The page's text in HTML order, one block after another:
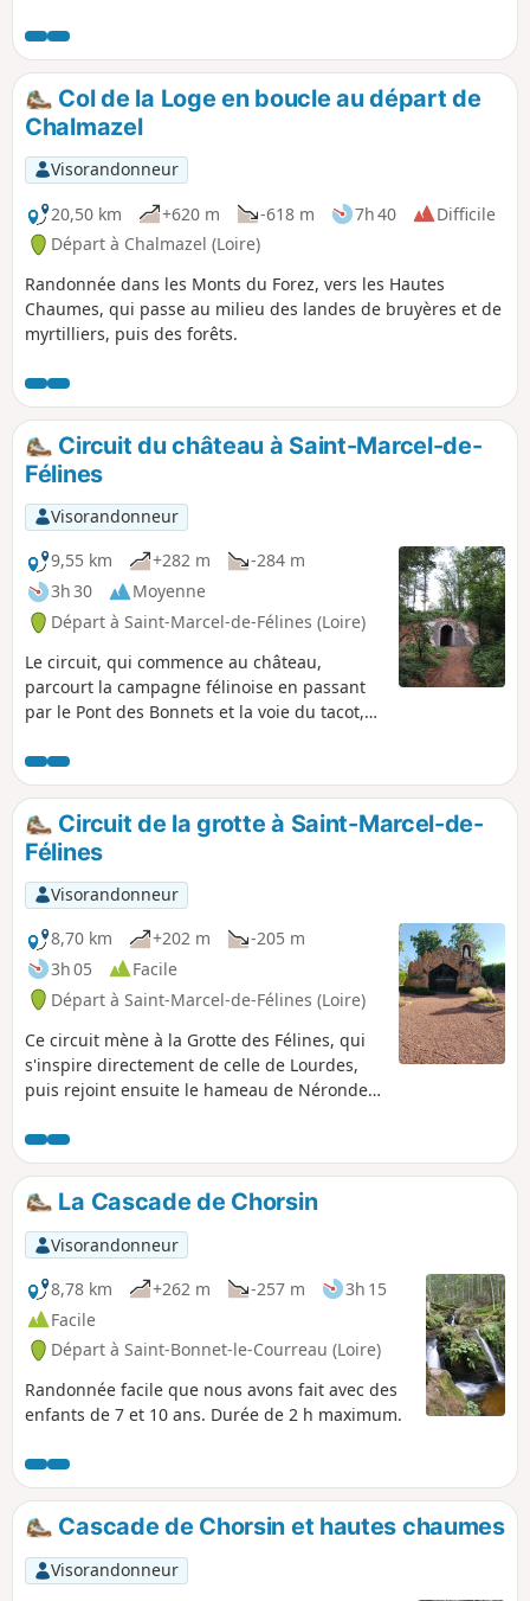
attirée par les nombreux champs de myrtilles.
Col de la Loge en boucle au départ de
Chalmazel
Visorandonneur
20,50 km
+620 m -618 m 7h 40
Difficile
Départ à Chalmazel (Loire)
Randonnée dans les Monts du Forez, vers les Hautes
Chaumes, qui passe au milieu des landes de bruyères et de
myrtilliers, puis des forêts.
Circuit du château à Saint-Marcel-de-
Félines
Visorandonneur
9,55 km
+282 m
-284 m
3h 30
Moyenne
Départ à Saint-Marcel-de-Félines (Loire)
Le circuit, qui commence au château,
parcourt la campagne félinoise en passant
par le Pont des Bonnets et la voie du tacot,
forêt.
Circuit de la grotte à Saint-Marcel-de-
Félines
Visorandonneur
8,70 km
+202 m
-205 m
3h 05
Facile
Départ à Saint-Marcel-de-Félines (Loire)
Ce circuit mène à la Grotte des Félines, qui
s'inspire directement de celle de Lourdes,
puis rejoint ensuite le hameau de Nérondet,
La Cascade de Chorsin
Visorandonneur
8,78 km
+262 m -257 m
3h 15
Facile
Départ à Saint-Bonnet-le-Courreau (Loire)
Randonnée facile que nous avons fait avec des
enfants de 7 et 10 ans. Durée de 2 h maximum.
Cascade de Chorsin et hautes chaumes
Visorandonneur